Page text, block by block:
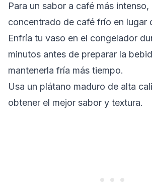
Para un sabor a café más intenso,
concentrado de café frío en lugar
Enfría tu vaso en el congelador
minutos antes de preparar la
mantenerla fría más tiempo.
Usa un plátano maduro de alta
obtener el mejor sabor y textura.